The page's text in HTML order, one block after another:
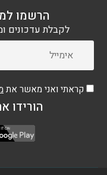
הרשמו
לקבלת עדכונים
קראתי ואני מאשר את
הורידו